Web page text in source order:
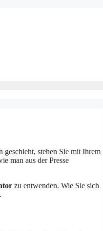
stehen Sie mit Ihrem
man aus der Presse
zu entwenden. Wie Sie sich